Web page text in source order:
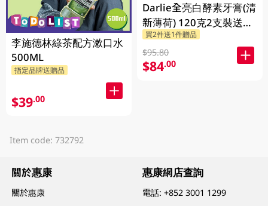
李施德林綠茶配方漱口水
500ML
指定品牌送贈品
$39.00
Darlie全亮白酵素牙膏(清
新薄荷) 120克2支裝送
Chiikawa便攜不鏽鋼杯
1PK
買2件送1件贈品
$95.80
$84.00
Item code: 732792
關於惠康
關於惠康
惠康網店查詢
電話:+852 3001 1299